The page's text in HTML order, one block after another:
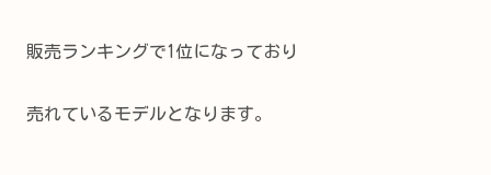
販売ランキングで1位になっており
売れているモデルとなります。